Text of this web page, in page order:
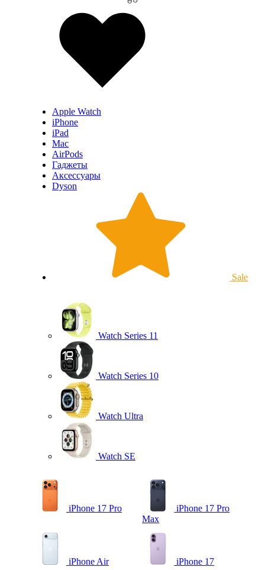
Apple Watch
iPhone
iPad
Mac
AirPods
Гаджеты
Аксессуары
Dyson
Sale
Watch Series 11
Watch Series 10
Watch Ultra
Watch SE
iPhone 17 Pro
iPhone 17 Pro
Max
iPhone Air iPhone 17